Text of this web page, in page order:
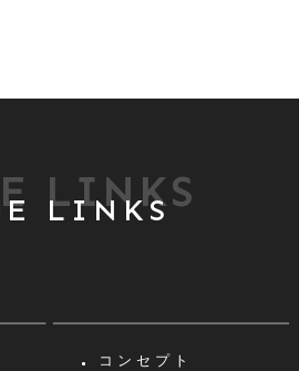
LINKS
LINKS
コンセプト